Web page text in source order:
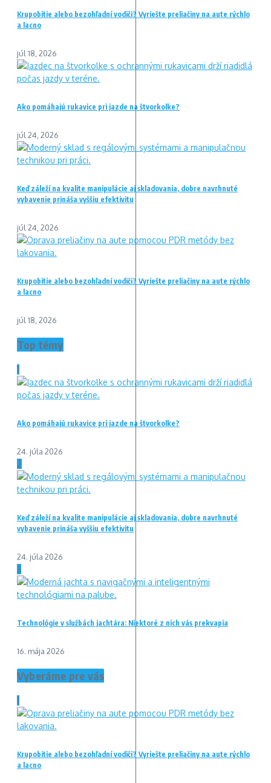
Krupobitie alebo bezohľadní vodiči? Vyriešte preliačiny na aute rýchlo
a lacno
júl 18, 2026
Ako pomáhajú rukavice pri jazde na štvorkolke?
júl 24, 2026
Keď záleží na kvalite manipulácie aj skladovania, dobre navrhnuté
vybavenie prináša vyššiu efektivitu
júl 24, 2026
Krupobitie alebo bezohľadní vodiči? Vyriešte preliačiny na aute rýchlo
a lacno
júl 18, 2026
Top témy
1
Ako pomáhajú rukavice pri jazde na štvorkolke?
24. júla 2026
2
Keď záleží na kvalite manipulácie aj skladovania, dobre navrhnuté
vybavenie prináša vyššiu efektivitu
24. júla 2026
3
Technológie v službách jachtára: Niektoré z nich vás prekvapia
16. mája 2026
Vyberáme pre vás
1
Krupobitie alebo bezohľadní vodiči? Vyriešte preliačiny na aute rýchlo
a lacno